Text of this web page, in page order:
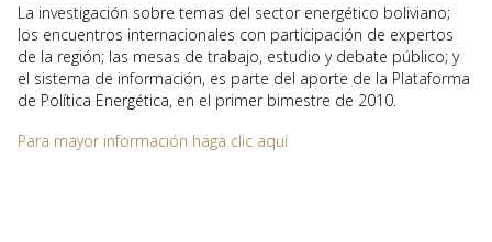
La investigación sobre temas del sector energético boliviano;
los encuentros internacionales con participación de expertos
de la región; las mesas de trabajo, estudio y debate público; y
el sistema de información, es parte del aporte de la Plataforma
de Política Energética, en el primer bimestre de 2010.
Para mayor información haga clic aquí